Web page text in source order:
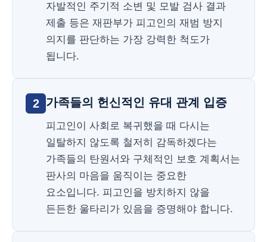
자발적인 주기적 소변 및 모발 검사 결과
제출 등은 재판부가 피고인의 재범 방지
의지를 판단하는 가장 강력한 척도가
됩니다.
2 가족들의 헌신적인 유대 관계 입증
피고인이 사회로 복귀했을 때 다시는
일탈하지 않도록 철저히 감독하겠다는
가족들의 탄원서와 구체적인 보호 계획서는
판사의 마음을 움직이는 중요한
요소입니다. 피고인을 방치하지 않을
든든한 울타리가 있음을 증명해야 합니다.